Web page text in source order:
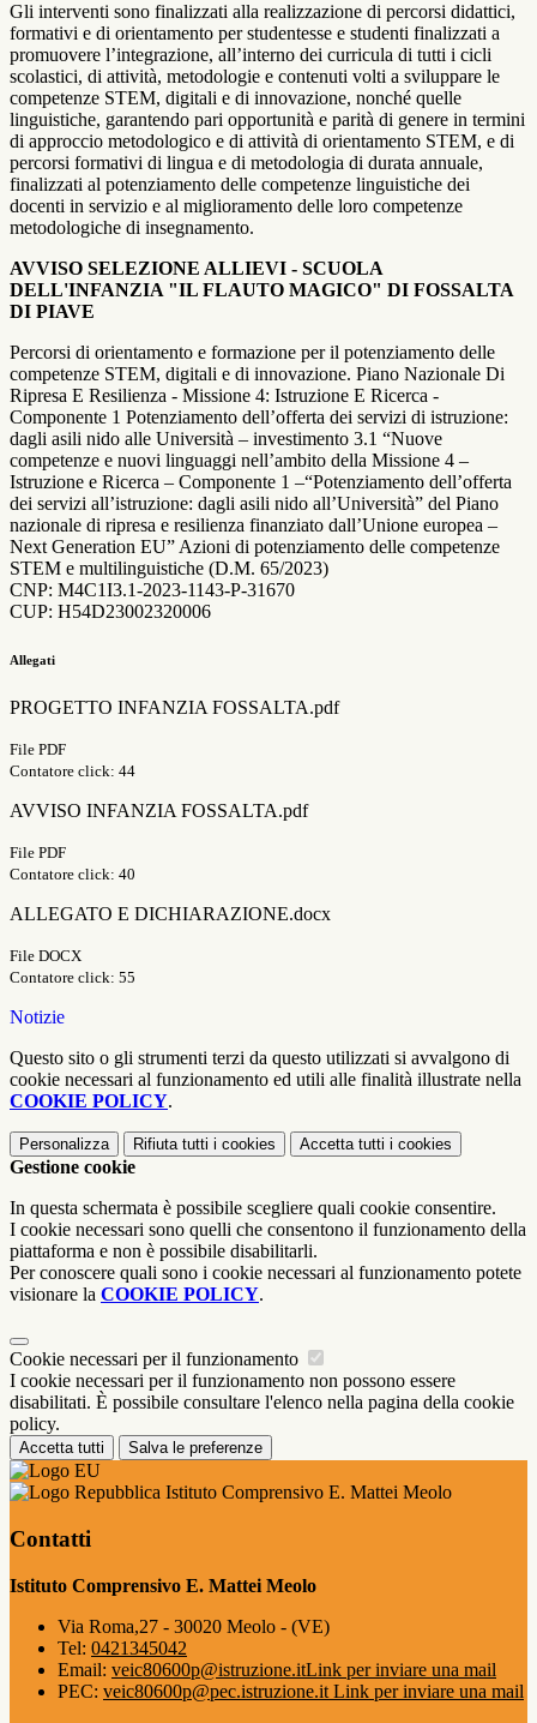
Gli interventi sono finalizzati alla realizzazione di percorsi didattici,
formativi e di orientamento per studentesse e studenti finalizzati a
promuovere l’integrazione, all’interno dei curricula di tutti i cicli
scolastici, di attività, metodologie e contenuti volti a sviluppare le
competenze STEM, digitali e di innovazione, nonché quelle
linguistiche, garantendo pari opportunità e parità di genere in termini
di approccio metodologico e di attività di orientamento STEM, e di
percorsi formativi di lingua e di metodologia di durata annuale,
finalizzati al potenziamento delle competenze linguistiche dei
docenti in servizio e al miglioramento delle loro competenze
metodologiche di insegnamento.
AVVISO SELEZIONE ALLIEVI - SCUOLA
DELL'INFANZIA "IL FLAUTO MAGICO" DI FOSSALTA
DI PIAVE
Percorsi di orientamento e formazione per il potenziamento delle
competenze STEM, digitali e di innovazione. Piano Nazionale Di
Ripresa E Resilienza - Missione 4: Istruzione E Ricerca -
Componente 1 Potenziamento dell’offerta dei servizi di istruzione:
dagli asili nido alle Università – investimento 3.1 “Nuove
competenze e nuovi linguaggi nell’ambito della Missione 4 –
Istruzione e Ricerca – Componente 1 –“Potenziamento dell’offerta
dei servizi all’istruzione: dagli asili nido all’Università” del Piano
nazionale di ripresa e resilienza finanziato dall’Unione europea –
Next Generation EU” Azioni di potenziamento delle competenze
STEM e multilinguistiche (D.M. 65/2023)
CNP: M4C1I3.1-2023-1143-P-31670
CUP: H54D23002320006
Allegati
PROGETTO INFANZIA FOSSALTA.pdf
File PDF
Contatore click: 44
AVVISO INFANZIA FOSSALTA.pdf
File PDF
Contatore click: 40
ALLEGATO E DICHIARAZIONE.docx
File DOCX
Contatore click: 55
Notizie
Questo sito o gli strumenti terzi da questo utilizzati si avvalgono di
cookie necessari al funzionamento ed utili alle finalità illustrate nella
COOKIE POLICY.
Personalizza Rifiuta tutti i cookies Accetta tutti i cookies
Gestione cookie
In questa schermata è possibile scegliere quali cookie consentire.
I cookie necessari sono quelli che consentono il funzionamento della
piattaforma e non è possibile disabilitarli.
Per conoscere quali sono i cookie necessari al funzionamento potete
visionare la COOKIE POLICY.
Cookie necessari per il funzionamento
I cookie necessari per il funzionamento non possono essere
disabilitati. È possibile consultare l'elenco nella pagina della cookie
policy.
Accetta tutti Salva le preferenze
Istituto Comprensivo E. Mattei Meolo
Contatti
Istituto Comprensivo E. Mattei Meolo
Via Roma,27 - 30020 Meolo - (VE)
Tel: 0421345042
Email: veic80600p@istruzione.itLink per inviare una mail
PEC: veic80600p@pec.istruzione.it Link per inviare una mail